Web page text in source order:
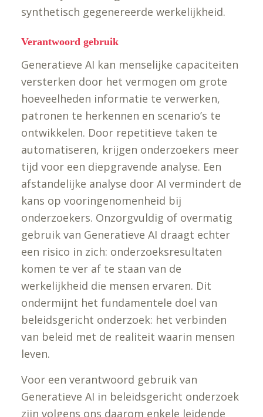
synthetisch gegenereerde werkelijkheid.
Verantwoord gebruik
Generatieve AI kan menselijke capaciteiten
versterken door het vermogen om grote
hoeveelheden informatie te verwerken,
patronen te herkennen en scenario’s te
ontwikkelen. Door repetitieve taken te
automatiseren, krijgen onderzoekers meer
tijd voor een diepgravende analyse. Een
afstandelijke analyse door AI vermindert de
kans op vooringenomenheid bij
onderzoekers. Onzorgvuldig of overmatig
gebruik van Generatieve AI draagt echter
een risico in zich: onderzoeksresultaten
komen te ver af te staan van de
werkelijkheid die mensen ervaren. Dit
ondermijnt het fundamentele doel van
beleidsgericht onderzoek: het verbinden
van beleid met de realiteit waarin mensen
leven.
Voor een verantwoord gebruik van
Generatieve AI in beleidsgericht onderzoek
zijn volgens ons daarom enkele leidende